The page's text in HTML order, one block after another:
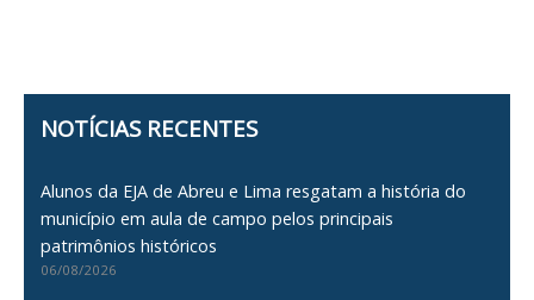
NOTÍCIAS RECENTES
Alunos da EJA de Abreu e Lima resgatam a história do
município em aula de campo pelos principais
patrimônios históricos
06/08/2026